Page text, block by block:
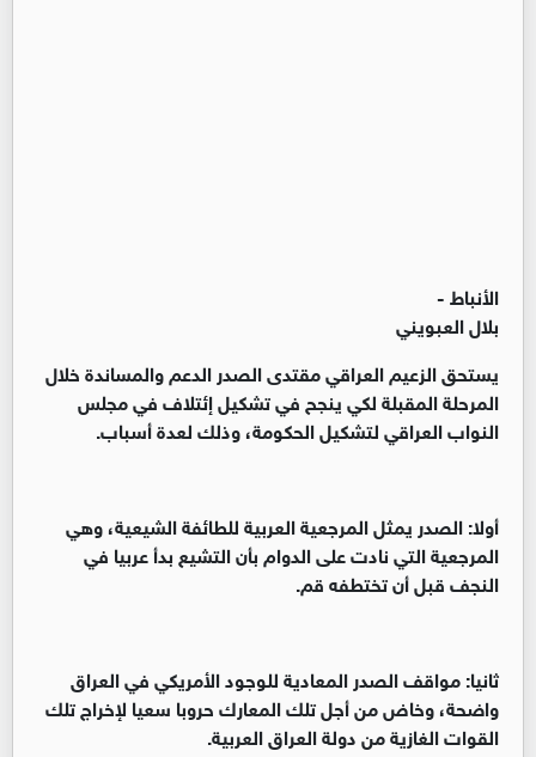
الأنباط -
بلال العبويني
يستحق الزعيم العراقي مقتدى الصدر الدعم والمساندة خلال
المرحلة المقبلة لكي ينجح في تشكيل إئتلاف في مجلس
النواب العراقي لتشكيل الحكومة، وذلك لعدة أسباب.
أولا: الصدر يمثل المرجعية العربية للطائفة الشيعية، وهي
المرجعية التي نادت على الدوام بأن التشيع بدأ عربيا في
النجف قبل أن تختطفه قم.
ثانيا: مواقف الصدر المعادية للوجود الأمريكي في العراق
واضحة، وخاض من أجل تلك المعارك حروبا سعيا لإخراج تلك
القوات الغازية من دولة العراق العربية.